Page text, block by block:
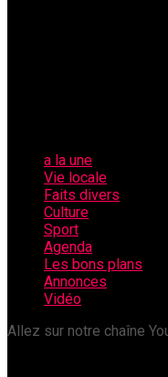
a la une
Vie locale
Faits divers
Culture
Sport
Agenda
Les bons plans
Annonces
Vidéo
Allez sur notre chaîne